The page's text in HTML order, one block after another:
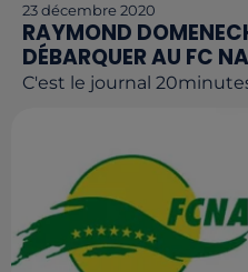
23 décembre 2020
RAYMOND
DÉBARQUER AU FC
C'est le journal